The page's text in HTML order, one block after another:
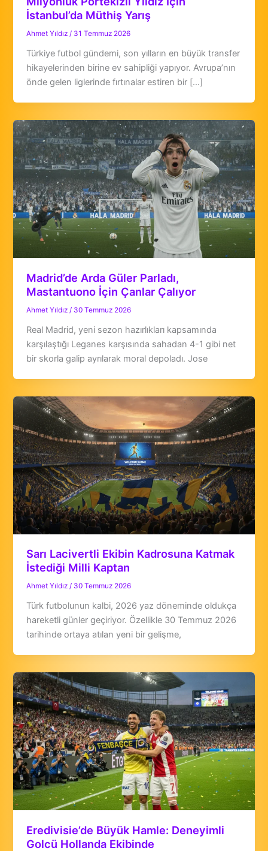
İstanbul’da Müthiş Yarış
Ahmet Yıldız/ 31 Temmuz 2026
Türkiye futbol gündemi, son yılların en büyük transfer
hikayelerinden birine ev sahipliği yapıyor. Avrupa’nın
önde gelen liglerinde fırtınalar estiren bir […]
Madrid’de Arda Güler Parladı,
Mastantuono İçin Çanlar Çalıyor
Ahmet Yıldız / 30 Temmuz 2026
Real Madrid, yeni sezon hazırlıkları kapsamında
karşılaştığı Leganes karşısında sahadan 4-1 gibi net
bir skorla galip ayrılarak moral depoladı. Jose
Sarı Lacivertli Ekibin Kadrosuna Katmak
İstediği Milli Kaptan
Ahmet Yıldız/ 30 Temmuz 2026
Türk futbolunun kalbi, 2026 yaz döneminde oldukça
hareketli günler geçiriyor. Özellikle 30 Temmuz 2026
tarihinde ortaya atılan yeni bir gelişme,
Eredivisie’de Büyük Hamle: Deneyimli
Golcü Hollanda Ekibinde